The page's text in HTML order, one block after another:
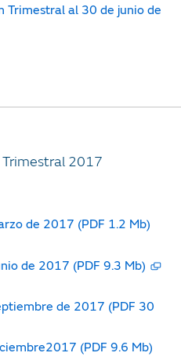
Trimestral al 30 de junio de
2017
de 2017 (PDF 1.2 Mb)
de 2017 (PDF 9.3 Mb)
de 2017 (PDF 30
(PDF 9.6 Mb)